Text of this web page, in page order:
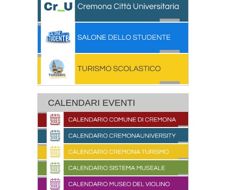
CALENDARI EVENTI